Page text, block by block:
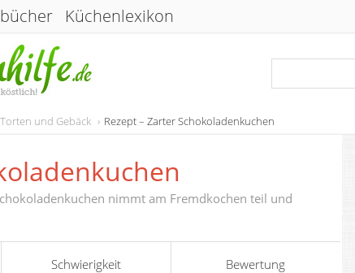
Küchenlexikon
und Gebäck Rezept – Zarter Schokoladenkuchen
nimmt am Fremdkochen teil und
Schwierigkeit Bewertung